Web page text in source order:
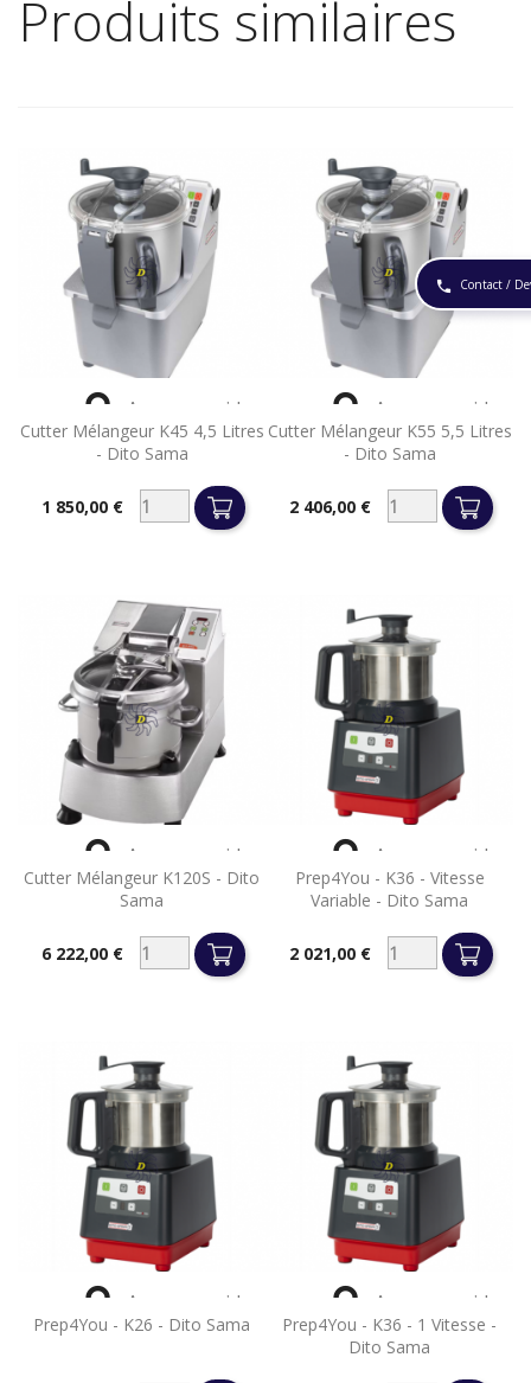
phone Contact /
Produits similaires
Cutter Mélangeur K45 4,5 Litres
- Dito Sama
Prix1 850,00 €
 Aperçu rapide
Cutter Mélangeur K55 5,5 Litres
- Dito Sama
Prix2 406,00 €
 Aperçu rapide
Cutter Mélangeur K120S - Dito
Sama
Prix6 222,00 €
 Aperçu rapide
Prep4You - K36 - Vitesse
Variable - Dito Sama
Prix2 021,00 €
 Aperçu rapide
Prep4You - K26 - Dito Sama
 Aperçu rapide
Prep4You - K36 - 1 Vitesse -
Dito Sama
 Aperçu rapide